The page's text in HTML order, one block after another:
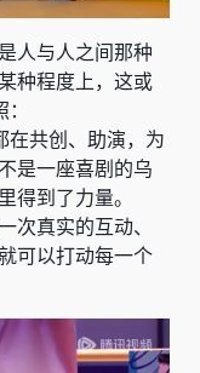
人与人之间那种
种程度上，这或
在共创、助演，为
是一座喜剧的乌
得到了力量。
次真实的互动、
可以打动每一个